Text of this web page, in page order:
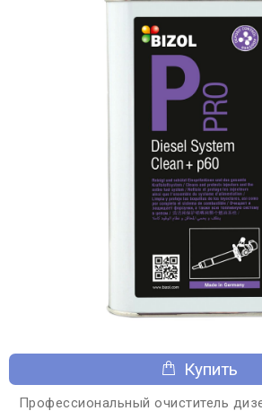
Купить
Профессиональный очиститель